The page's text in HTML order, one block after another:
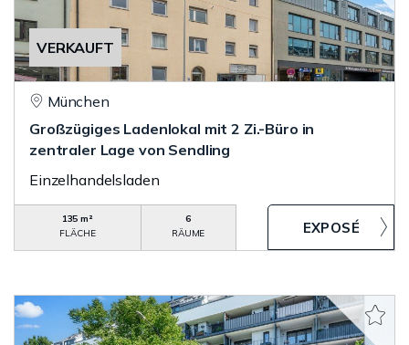
VERKAUFT
München
Großzügiges Ladenlokal mit 2 Zi.-Büro in
zentraler Lage von Sendling
Einzelhandelsladen
135 m²
FLÄCHE
6
RÄUME